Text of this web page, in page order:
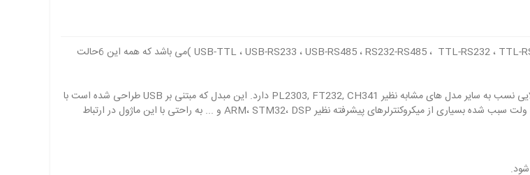
این ماژول یک مبدل همه کاره و قابل تبدیل به حالت ها و کارایی های متفاوت نظیر: ( USB-TTL ، USB-RS233 ، USB-RS485 ، RS232-RS485 ، TTL-RS232 ، TTL-RS485 )می باشد که همه این 6حالت
تراشه CP2102 یک مبدل سریال با کیفیت می باشد که با قیمت مناسب کارایی و پایداری بالایی نسب به سایر مدل های مشابه نظیر PL2303, FT232, CH341 دارد. این مبدل که مبتنی بر USB طراحی شده است با
سرعت بالا ، ابعاد کوچک قابل اتصال به کامپیوتر، لب تاپ و... است. سازگاری با 3.3 ولت و 5 ولت سبب شده بسیاری از میکروکنترلرهای پیشرفته نظیر ARM، STM32، DSP و ... به راحتی با این ماژول در ارتباط